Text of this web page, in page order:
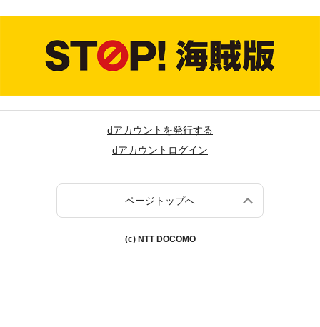
dアカウントを発行する
dアカウントログイン
ページトップへ
(c) NTT DOCOMO